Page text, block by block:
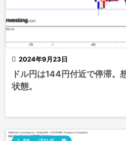
 2024年9月23日
ドル円は144円付近で停滞。
状態。